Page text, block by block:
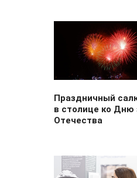
Праздничный
в столице ко Дню
Отечества